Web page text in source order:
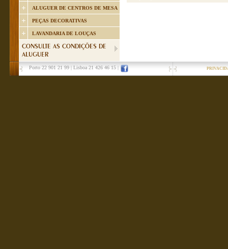
ALUGUER DE CENTROS DE MESA
PEÇAS DECORATIVAS
LAVANDARIA DE LOUÇAS
CONSULTE AS CONDIÇÕES DE
ALUGUER
Porto 22 901 21 99 Lisboa 21 426 46 15